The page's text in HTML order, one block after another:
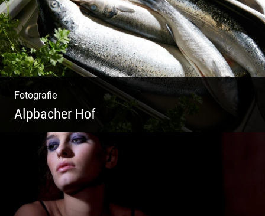
Fotografie
Alpbacher Hof
Vorzügliche Weine | Gourmet Küche | Feiste
Kulinarik | Genuss Urlaub